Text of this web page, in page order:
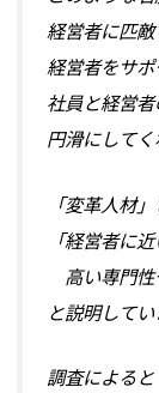
経営者に匹
経営者をサポ
社員と経営
円滑にしてく
「変革人材」
「経営者に
高い専門性
と説明してい
調査によると